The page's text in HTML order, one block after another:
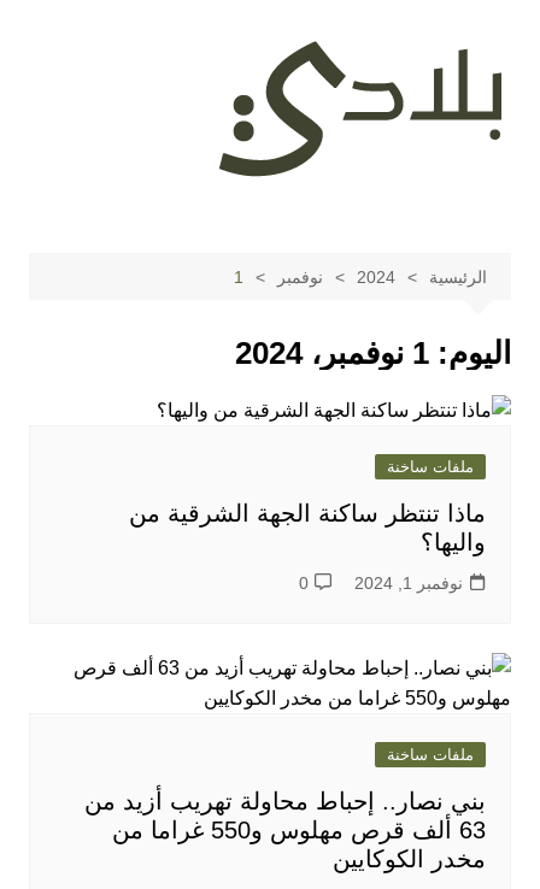
المحتوى
الرئيسية 2024 نوفمبر 1
اليوم: 1 نوفمبر، 2024
ملفات ساخنة
ماذا تنتظر ساكنة الجهة الشرقية من
واليها؟
نوفمبر 1, 2024 0
ملفات ساخنة
بني نصار.. إحباط محاولة تهريب أزيد من
63 ألف قرص مهلوس و550 غراما من
مخدر الكوكايين